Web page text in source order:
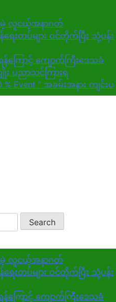
ာမဲ့ လူငယ့်အနာဂတ်
းတပ်များ ဝင်တိုက်ပြီး သုံ့ပန်း
ကြောင့် ကျောက်ကြီးဒေသခံ
း ပညာသင်ကြားရ
Event ” အခမ်းအနား ကျင်းပ
ာမဲ့ လူငယ့်အနာဂတ်
းတပ်များ ဝင်တိုက်ပြီး သုံ့ပန်း
ကြောင့် ကျောက်ကြီးဒေသခံ